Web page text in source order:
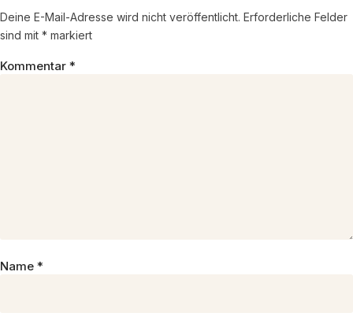
Deine E-Mail-Adresse wird nicht veröffentlicht. Erforderliche Felder
sind mit * markiert
Kommentar *
Name *